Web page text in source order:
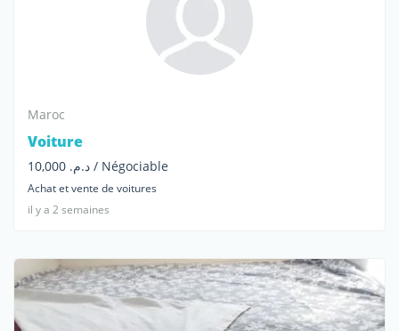
Maroc
Voiture
د.م. 10,000 / Négociable
Achat et vente de voitures
il y a 2 semaines